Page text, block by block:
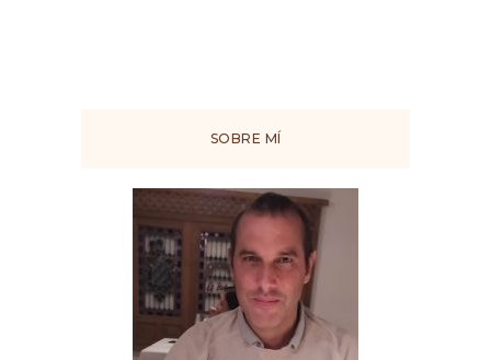
SOBRE MÍ